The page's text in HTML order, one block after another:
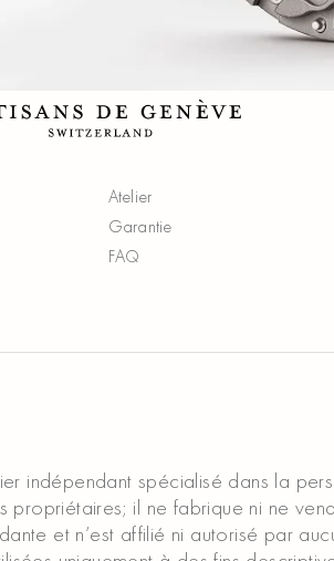
Atelier
Garantie
FAQ
indépendant spécialisé dans la
propriétaires; il ne fabrique ni ne
et n’est affilié ni autorisé par